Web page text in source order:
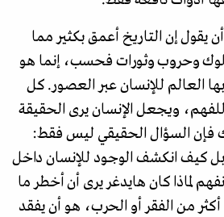
يقول إن التاريخ أعمق بكثير مما
وحروب وثورات فحسب، إنما هو
العالم للإنسان عبر العصور. كل
ويجعل الإنسان يرى الحقيقة
فإن السؤال الحقيقي ليس فقط:
بل كيف انكشف الوجود للإنسان داخل
لماذا كان هايدغر يرى أن أخطر ما
من الفقر أو الحرب، هو أن يفقد